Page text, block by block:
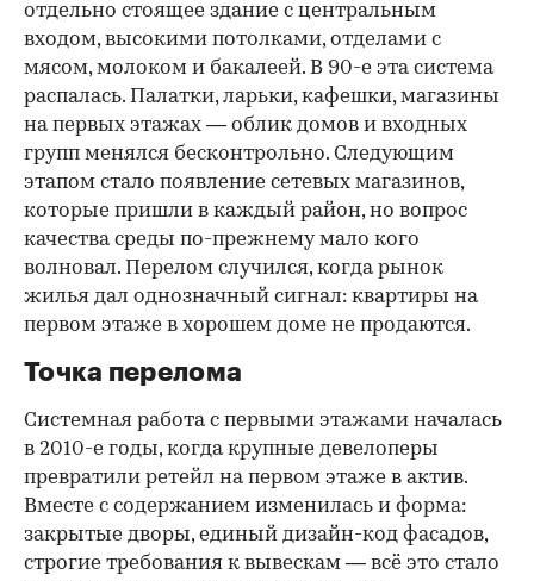
отдельно стоящее здание с центральным
входом, высокими потолками, отделами с
мясом, молоком и бакалеей. В 90-е эта система
распалась. Палатки, ларьки, кафешки, магазины
на первых этажах — облик домов и входных
групп менялся бесконтрольно. Следующим
этапом стало появление сетевых магазинов,
которые пришли в каждый район, но вопрос
качества среды по-прежнему мало кого
волновал. Перелом случился, когда рынок
жилья дал однозначный сигнал: квартиры на
первом этаже в хорошем доме не продаются.
Точка перелома
Системная работа с первыми этажами началась
в 2010-е годы, когда крупные девелоперы
превратили ретейл на первом этаже в актив.
Вместе с содержанием изменилась и форма:
закрытые дворы, единый дизайн-код фасадов,
строгие требования к вывескам — всё это стало